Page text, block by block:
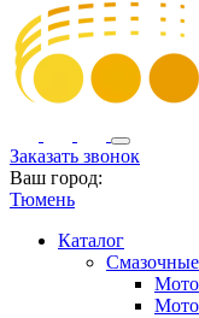
Заказать звонок
Ваш город:
Тюмень
Каталог